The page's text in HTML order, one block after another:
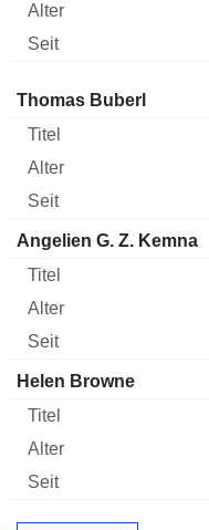
Verwaltungsratsmitglied
Thomas Buberl
Angelien G. Z. Kemna
Helen Browne